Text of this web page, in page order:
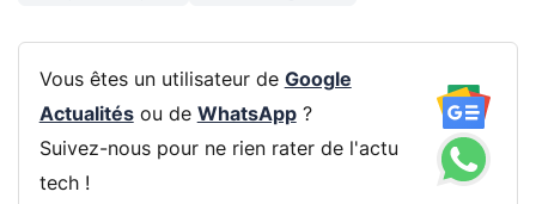
Vous êtes un utilisateur de Google
Actualitésou de WhatsApp?
Suivez-nous pour ne rien rater de l'actu
tech !